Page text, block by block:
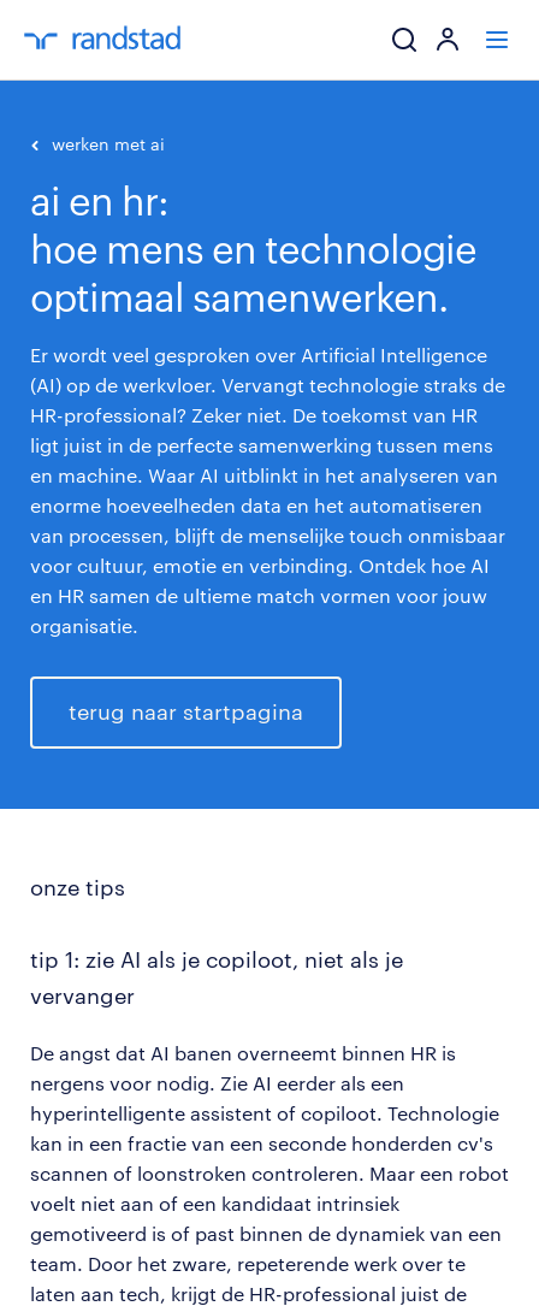
mijn carrière
werken met ai
ai en hr:
hoe mens en technologie
optimaal samenwerken.
Er wordt veel gesproken over Artificial Intelligence
(AI) op de werkvloer. Vervangt technologie straks de
HR-professional? Zeker niet. De toekomst van HR
ligt juist in de perfecte samenwerking tussen mens
en machine. Waar AI uitblinkt in het analyseren van
enorme hoeveelheden data en het automatiseren
van processen, blijft de menselijke touch onmisbaar
voor cultuur, emotie en verbinding. Ontdek hoe AI
en HR samen de ultieme match vormen voor jouw
organisatie.
terug naar startpagina
onze tips
tip 1: zie AI als je copiloot, niet als je
vervanger
De angst dat AI banen overneemt binnen HR is
nergens voor nodig. Zie AI eerder als een
hyperintelligente assistent of copiloot. Technologie
kan in een fractie van een seconde honderden cv's
scannen of loonstroken controleren. Maar een robot
voelt niet aan of een kandidaat intrinsiek
gemotiveerd is of past binnen de dynamiek van een
team. Door het zware, repeterende werk over te
laten aan tech, krijgt de HR-professional juist de